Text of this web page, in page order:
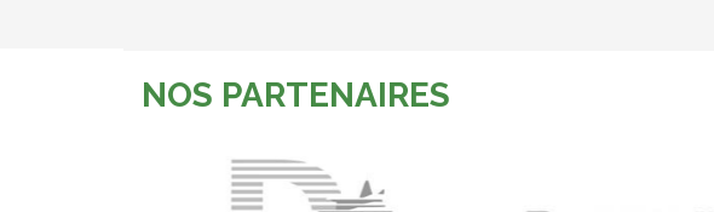
NOS PARTENAIRES